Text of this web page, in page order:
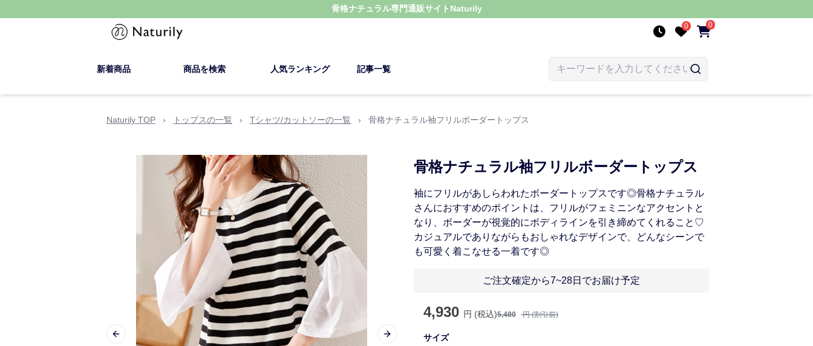
骨格ナチュラル専門通販サイト Naturily
0 0
新着商品 商品を検索 人気ランキング 記事一覧
Naturily TOP › トップスの一覧 › Tシャツ/カットソーの一覧 › 骨格ナチュラル袖フリルボーダートップス
Previous slide Next slide
骨格ナチュラル袖フリルボーダートップス
袖にフリルがあしらわれたボーダートップスです◎骨格ナチュラル
さんにおすすめのポイントは、フリルがフェミニンなアクセントと
なり、ボーダーが視覚的にボディラインを引き締めてくれること♡
カジュアルでありながらもおしゃれなデザインで、どんなシーンで
も可愛く着こなせる一着です◎
ご注文確定から7~28日でお届け予定
4,930 円 (税込)5,480 円 (割引前)
サイズ